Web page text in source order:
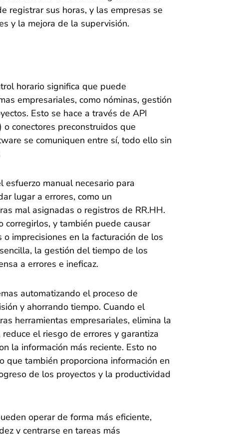
registrar sus horas, y las empresas se
y la mejora de la supervisión.
horario significa que puede
empresariales, como nóminas, gestión
Esto se hace a través de API
conectores preconstruidos que
se comuniquen entre sí, todo ello sin
manual necesario para
lugar a errores, como un
mal asignadas o registros de RR.HH.
y también puede causar
imprecisiones en la facturación de los
la gestión del tiempo de los
a errores e ineficaz.
automatizando el proceso de
y ahorrando tiempo. Cuando el
herramientas empresariales, elimina la
el riesgo de errores y garantiza
la información más reciente. Esto no
que también proporciona información en
de los proyectos y la productividad
operar de forma más eficiente,
y centrarse en tareas más